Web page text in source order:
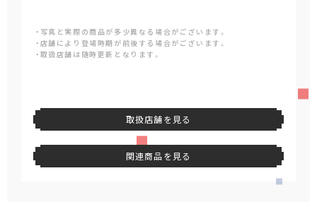
・写真と実際の商品が多少異なる場合がございます。
・店舗により登場時期が前後する場合がございます。
・取扱店舗は随時更新となります。
取扱店舗を見る
関連商品を見る